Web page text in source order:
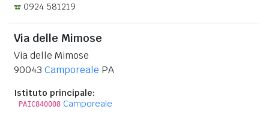
0924 581219
Via delle Mimose
Via delle Mimose
90043 Camporeale PA
Istituto principale:
PAIC840008 Camporeale